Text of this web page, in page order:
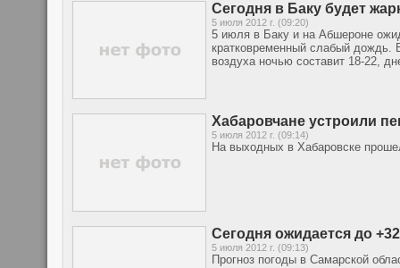
Сегодня в Баку будет
5 июля 2012 г. (09:20)
5 июля в Баку и на Абшероне
кратковременный слабый дождь.
воздуха ночью составит 18-22,
Хабаровчане устроили
5 июля 2012 г. (09:14)
На выходных в Хабаровске
Сегодня ожидается до
5 июля 2012 г. (09:13)
Прогноз погоды в Самарской